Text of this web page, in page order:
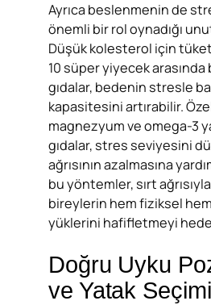
Ayrıca beslenmenin de
önemli bir rol oynadığı
Düşük kolesterol için
10 süper yiyecek arasında
gıdalar, bedenin stresle
kapasitesini artırabilir.
magnezyum ve omega-3
gıdalar, stres seviyesini
ağrısının azalmasına
bu yöntemler, sırt
bireylerin hem fiziksel
yüklerini hafifletmeyi
Doğru Uyku
ve Yatak Seçimi